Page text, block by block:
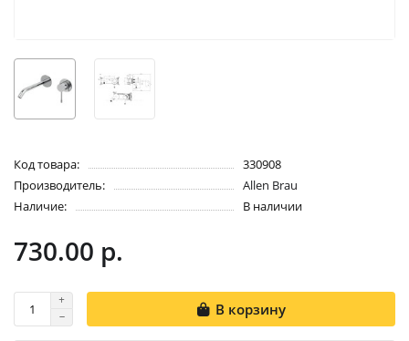
Код товара:
330908
Производитель:
Allen Brau
Наличие:
В наличии
730.00 р.
В корзину